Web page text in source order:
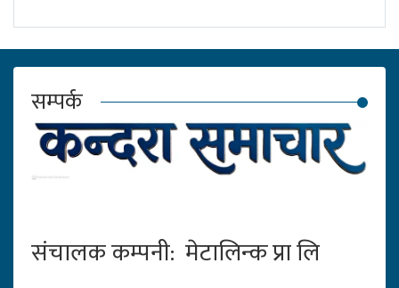
सम्पर्क
संचालक कम्पनी: मेटालिन्क प्रा लि